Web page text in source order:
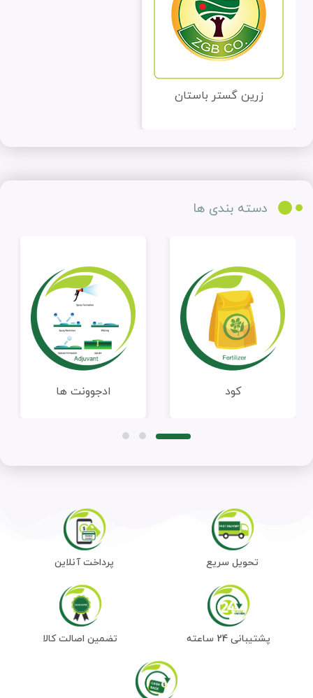
زرین گستر باستان
دایمسا - پردیس نهاده سرزمین
دسته بندی ها
کود ادجوونت ها
تحویل سریع پرداخت آنلاین
پشتیبانی 24 ساعته تضمین اصالت کالا